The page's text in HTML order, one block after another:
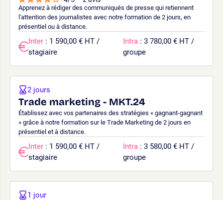
Apprenez à rédiger des communiqués de presse qui retiennent
l'attention des journalistes avec notre formation de 2 jours, en
présentiel ou à distance.
Inter : 1 590,00 € HT /
stagiaire
Intra : 3 780,00 € HT /
groupe
Trade marketing - MKT.24
Établissez avec vos partenaires des stratégies « gagnant-gagnant
» grâce à notre formation sur le Trade Marketing de 2 jours en
présentiel et à distance.
2 jours
Inter : 1 590,00 € HT /
stagiaire
Intra : 3 580,00 € HT /
groupe
1 jour